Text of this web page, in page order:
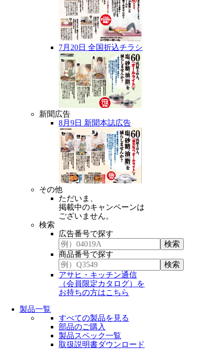
7月20日 全国折込チラシ
新聞広告
8月9日 新聞本誌広告
その他
ただいま、
掲載中のキャンペーンは
ございません。
検索
広告番号で探す
商品番号で探す
アサヒ・キッチン通信
（会員限定カタログ）を
お持ちの方はこちら
製品一覧
すべての製品を見る
部品のご購入
製品スペック一覧
取扱説明書ダウンロード